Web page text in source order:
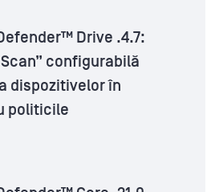
Drive .4.7:
configurabilă
dispozitivelor în
politicile